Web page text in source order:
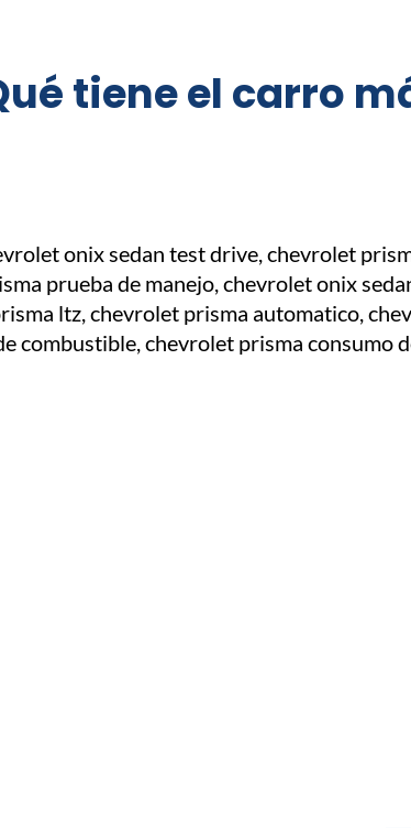
tiene el carro